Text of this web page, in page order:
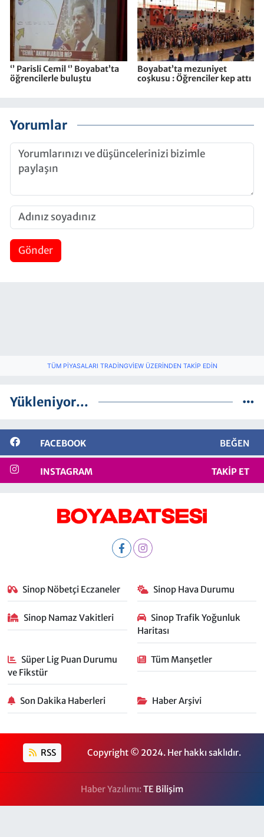
‘’ Parisli Cemil ‘’ Boyabat’ta
öğrencilerle buluştu
Boyabat’ta mezuniyet
coşkusu : Öğrenciler kep attı
Yorumlar
Gönder
TÜM PIYASALARI TRADINGVIEW ÜZERINDEN TAKIP EDIN
Yükleniyor...
FACEBOOK BEĞEN
INSTAGRAM TAKIP ET
Sinop Nöbetçi Eczaneler Sinop Hava Durumu
Sinop Namaz Vakitleri
Sinop Trafik Yoğunluk
Haritası
Süper Lig Puan Durumu
ve Fikstür
Tüm Manşetler
Son Dakika Haberleri Haber Arşivi
RSS Copyright © 2024. Her hakkı saklıdır.
Haber Yazılımı:TE Bilişim